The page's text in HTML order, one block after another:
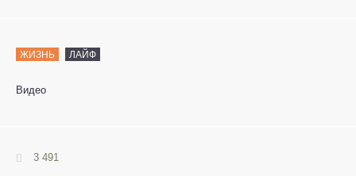
ЖИЗНЬ ЛАЙФ
Видео
3 491